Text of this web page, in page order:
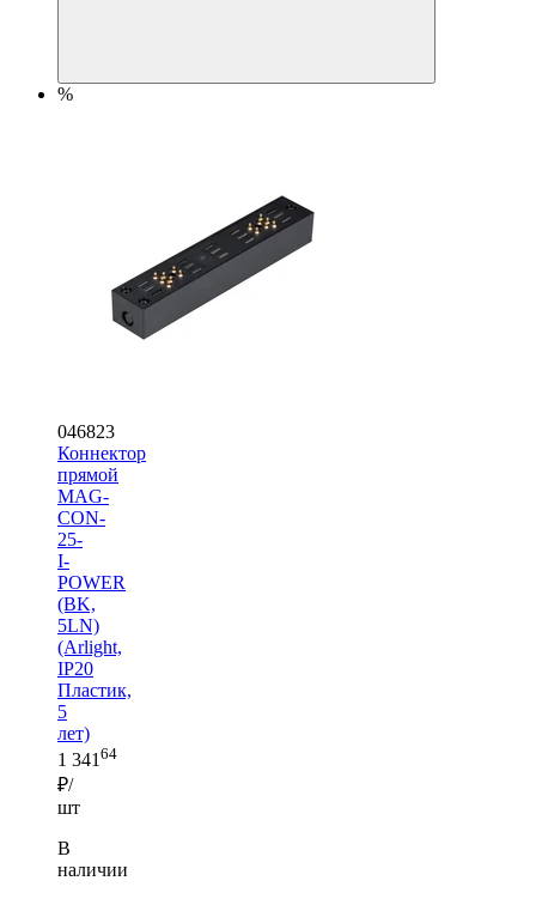
%
046823
Коннектор
прямой
MAG-
CON-
25-
I-
POWER
(BK,
5LN)
(Arlight,
IP20
Пластик,
5
лет)
1 34164
₽/
шт
В
наличии